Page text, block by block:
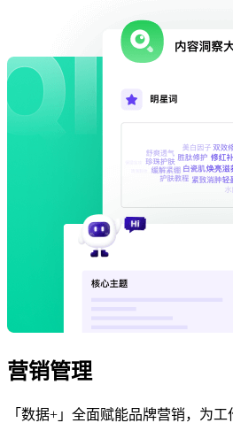
营销管理
「数据+」全面赋能品牌营销，为